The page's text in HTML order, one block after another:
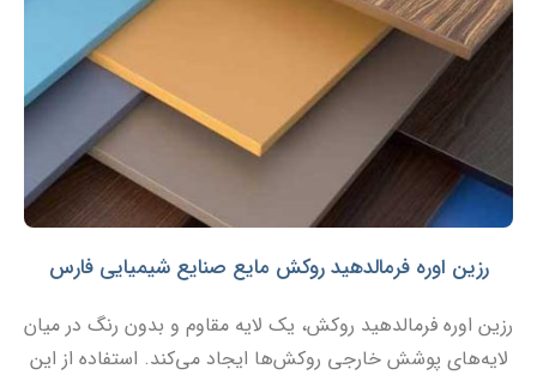
رزین اوره فرمالدهید روکش مایع صنایع شیمیایی فارس
رزین اوره فرمالدهید روکش، یک لایه مقاوم و بدون رنگ در میان
لایه‌های پوشش خارجی روکش‌ها ایجاد می‌کند. استفاده از این